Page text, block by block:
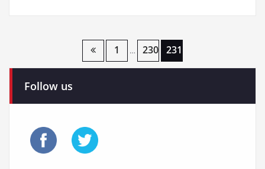
Seitennummerierung
Beiträge
1 … 230 231
Follow us